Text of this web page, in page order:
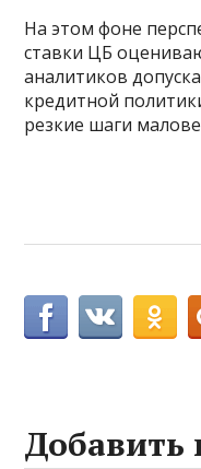
На этом фоне
ставки ЦБ
аналитиков
кредитной
резкие шаги